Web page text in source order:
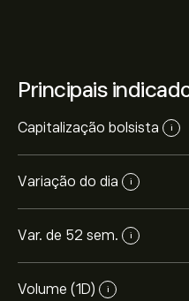
Principais
Capitalização bolsista i
Variação do dia i
Var. de 52 sem. i
Volume (1D) i